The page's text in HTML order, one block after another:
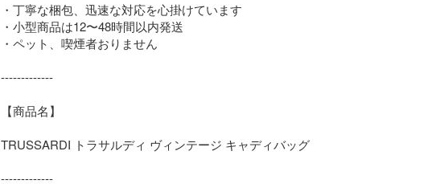
・丁寧な梱包、迅速な対応を心掛けています
・小型商品は12〜48時間以内発送
・ペット、喫煙者おりません
-------------
【商品名】
TRUSSARDI トラサルディ ヴィンテージ キャディバッグ
-------------